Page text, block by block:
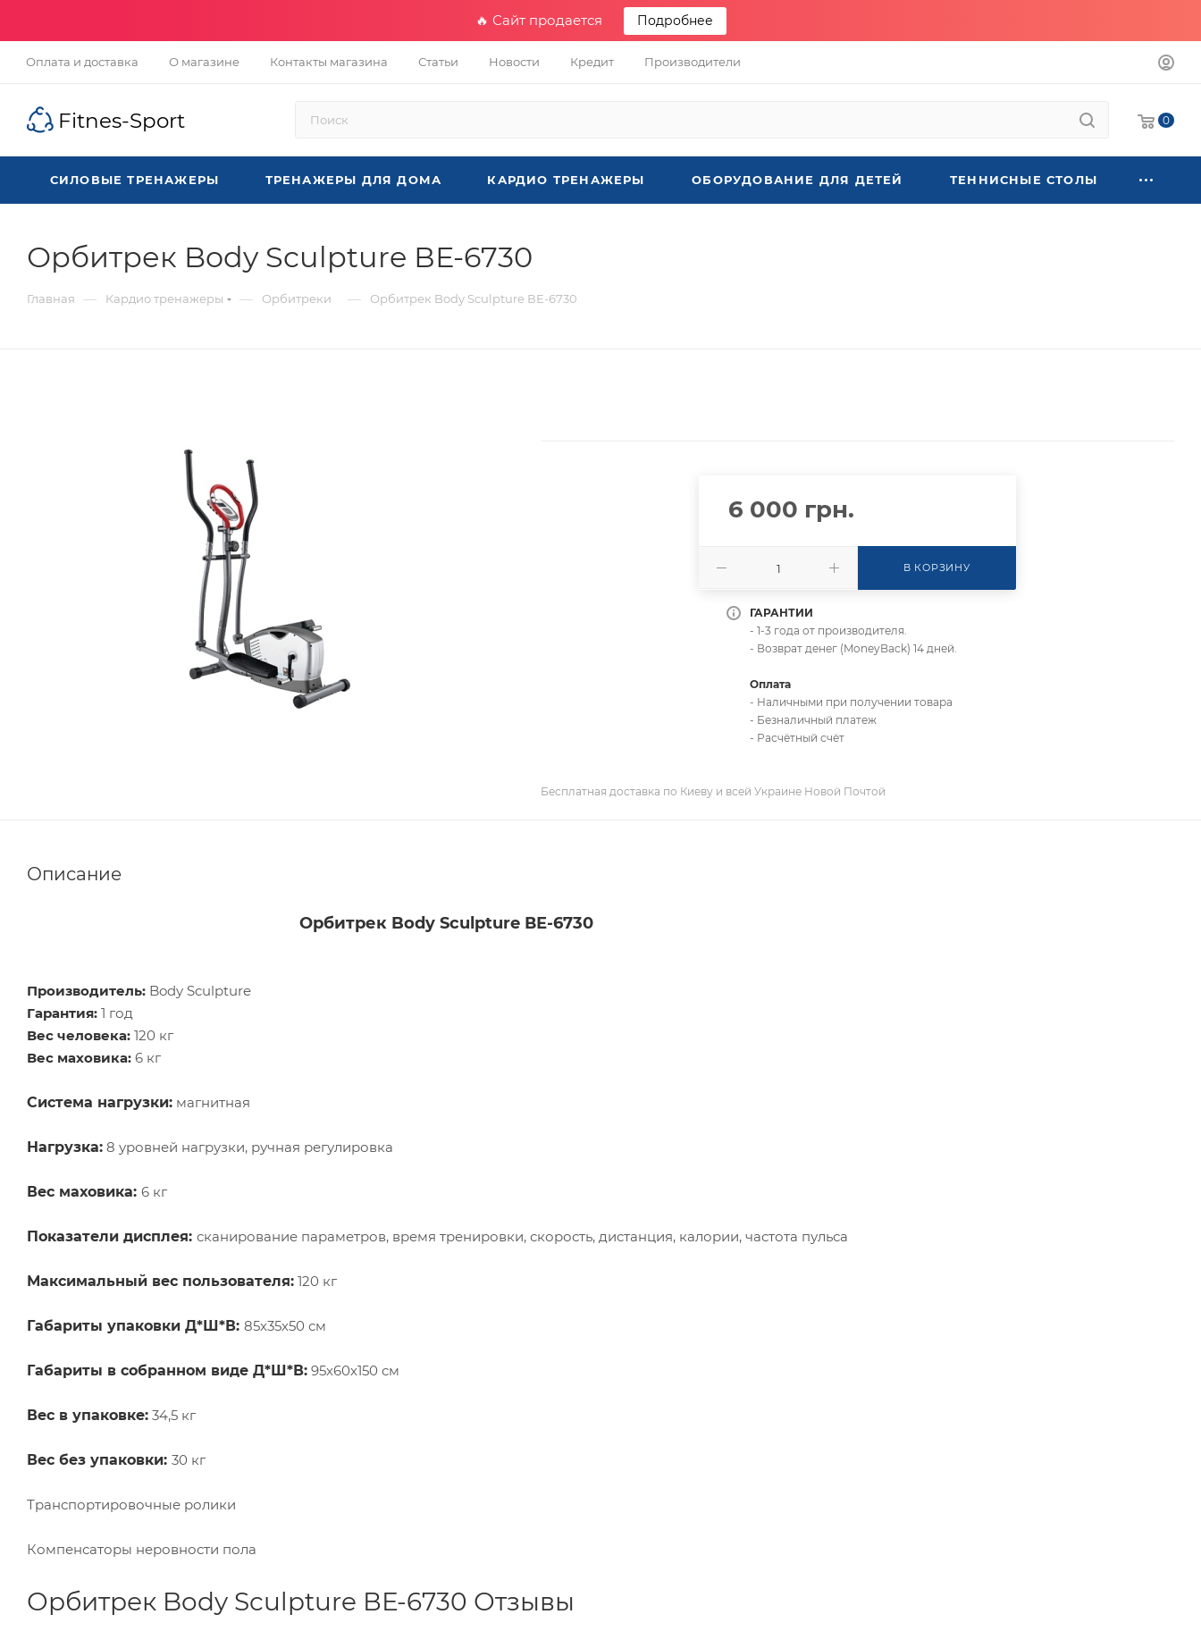
🔥 Сайт продается Подробнее
Оплата и доставка О магазине Контакты магазина Статьи Новости Кредит Производители
Fitnes-Sport 0
СИЛОВЫЕ ТРЕНАЖЕРЫ ТРЕНАЖЕРЫ ДЛЯ ДОМА КАРДИО ТРЕНАЖЕРЫ ОБОРУДОВАНИЕ ДЛЯ ДЕТЕЙ ТЕННИСНЫЕ СТОЛЫ
Орбитрек Body Sculpture ВЕ-6730
Главная — Кардио тренажеры — Орбитреки — Орбитрек Body Sculpture ВЕ-6730
6 000 грн.
В КОРЗИНУ
ГАРАНТИИ
- 1-3 года от производителя.
- Возврат денег (MoneyBack) 14 дней.
Оплата
- Наличными при получении товара
- Безналичный платеж
- Расчётный счёт
Бесплатная доставка по Киеву и всей Украине Новой Почтой
Описание
Орбитрек Body Sculpture ВЕ-6730
Производитель: Body Sculpture
Гарантия: 1 год
Вес человека: 120 кг
Вес маховика: 6 кг
Система нагрузки: магнитная
Нагрузка: 8 уровней нагрузки, ручная регулировка
Вес маховика: 6 кг
Показатели дисплея: сканирование параметров, время тренировки, скорость, дистанция, калории, частота пульса
Максимальный вес пользователя: 120 кг
Габариты упаковки Д*Ш*В: 85х35х50 см
Габариты в собранном виде Д*Ш*В: 95х60х150 см
Вес в упаковке: 34,5 кг
Вес без упаковки: 30 кг
Транспортировочные ролики
Компенсаторы неровности пола
Орбитрек Body Sculpture ВЕ-6730 Отзывы